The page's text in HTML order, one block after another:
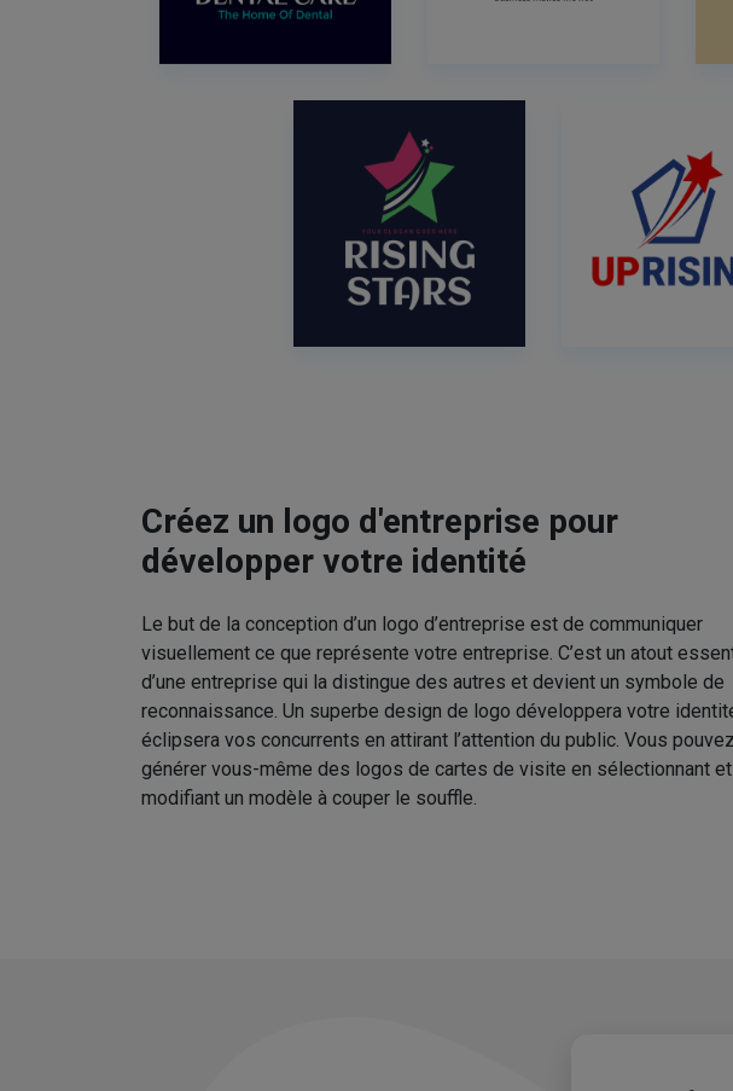
Créez un logo d'entreprise pour
développer votre identité
Le but de la conception d’un logo d’entreprise est de communiquer
visuellement ce que représente votre entreprise. C’est un atout
d’une entreprise qui la distingue des autres et devient un symbole de
reconnaissance. Un superbe design de logo développera votre
éclipsera vos concurrents en attirant l’attention du public. Vous pouvez
générer vous-même des logos de cartes de visite en sélectionnant
modifiant un modèle à couper le souffle.